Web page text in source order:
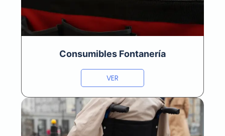
Consumibles Fontanería
VER